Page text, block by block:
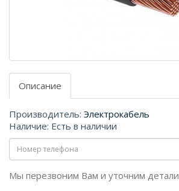
Описание
Производитель: Электрокабель
Наличие: Есть в наличии
Мы перезвоним Вам и уточним детали